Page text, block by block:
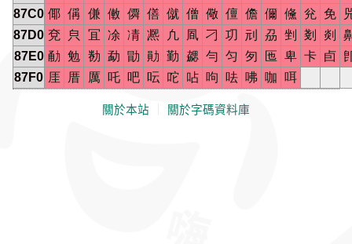
87C0 倻 偁 傔 僌 僲 僐 僦 僧 儆 儃 儋 儞 儵 兊 免
87D0 兗 㒵 冝 凃 凊 凞 凢 凮 刁 㓛 刓 刕 剉 剗 剡
87E0 勈 勉 勌 勐 勖 勛 勤 勰 勻 匀 匇 匜 卑 卡 卣
87F0 厓 厝 厲 吒 吧 呍 咜 呫 呴 呿 咈 咖 咡
關於本站 關於字碼資料庫